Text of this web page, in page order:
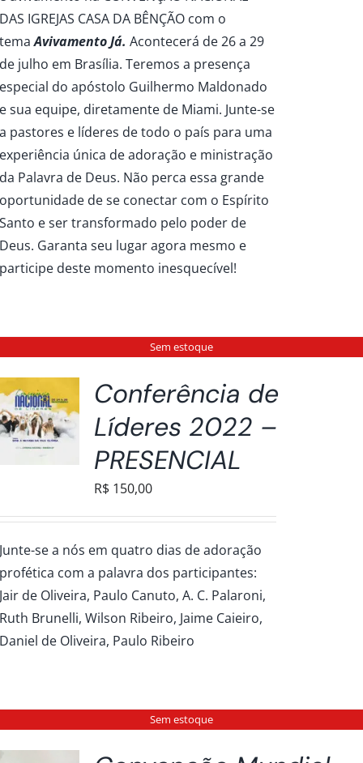
DAS IGREJAS CASA DA BÊNÇÃO com o
temaAvivamento Já.Acontecerá de 26 a 29
de julho em Brasília. Teremos a presença
especial do apóstolo Guilhermo Maldonado
e sua equipe, diretamente de Miami. Junte-se
a pastores e líderes de todo o país para uma
experiência única de adoração e ministração
da Palavra de Deus. Não perca essa grande
oportunidade de se conectar com o Espírito
Santo e ser transformado pelo poder de
Deus. Garanta seu lugar agora mesmo e
participe deste momento inesquecível!
Sem estoque
Conferência de
Líderes 2022 –
PRESENCIAL
R$ 150,00
Junte-se a nós em quatro dias de adoração
profética com a palavra dos participantes:
Jair de Oliveira, Paulo Canuto, A. C. Palaroni,
Ruth Brunelli, Wilson Ribeiro, Jaime Caieiro,
Daniel de Oliveira, Paulo Ribeiro
Sem estoque